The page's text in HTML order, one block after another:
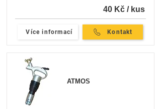
40 Kč / kus
Více informací Kontakt
ATMOS